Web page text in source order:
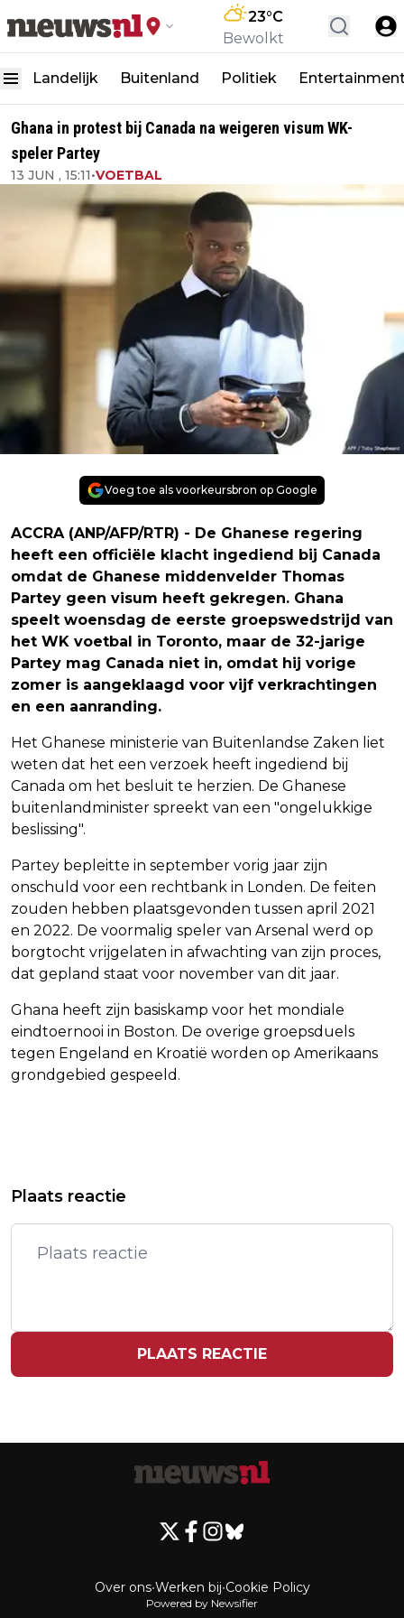
23°C
Bewolkt
Landelijk Buitenland Politiek
Ghana in protest bij Canada na weigeren visum WK-
speler Partey
13 JUN , 15:11•VOETBAL
Voeg toe als voorkeursbron op Google
ACCRA (ANP/AFP/RTR) - De Ghanese regering
heeft een officiële klacht ingediend bij Canada
omdat de Ghanese middenvelder Thomas
Partey geen visum heeft gekregen. Ghana
speelt woensdag de eerste groepswedstrijd van
het WK voetbal in Toronto, maar de 32-jarige
Partey mag Canada niet in, omdat hij vorige
zomer is aangeklaagd voor vijf verkrachtingen
en een aanranding.
Het Ghanese ministerie van Buitenlandse Zaken liet
weten dat het een verzoek heeft ingediend bij
Canada om het besluit te herzien. De Ghanese
buitenlandminister spreekt van een "ongelukkige
beslissing".
Partey bepleitte in september vorig jaar zijn
onschuld voor een rechtbank in Londen. De feiten
zouden hebben plaatsgevonden tussen april 2021
en 2022. De voormalig speler van Arsenal werd op
borgtocht vrijgelaten in afwachting van zijn proces,
dat gepland staat voor november van dit jaar.
Ghana heeft zijn basiskamp voor het mondiale
eindtoernooi in Boston. De overige groepsduels
tegen Engeland en Kroatië worden op Amerikaans
grondgebied gespeeld.
IN OUTFIT VAN CATHERINE
YUKI KEMPEES EN KALVIJN IN
DALLAS VOOR NEDERLAND-JAPAN
Plaats reactie
PLAATS REACTIE
Over ons•Werken bij•Cookie Policy
Powered by Newsifier